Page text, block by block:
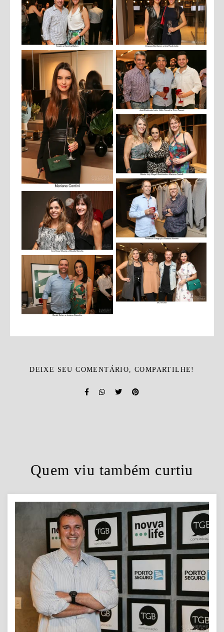
DEIXE SEU COMENTÁRIO, COMPARTILHE!
Quem viu também curtiu